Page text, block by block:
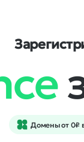
Домены от 0₽